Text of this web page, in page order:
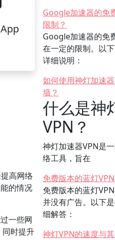
高网络
的情况
一些网
同时提升
Google加速器的免
限制？
Google加速器的免
在一定的限制。以
详细说明：
如何使用神灯加速
墙？
什么是神
VPN？
神灯加速器VPN是
络工具，旨在
免费版本的蓝灯
免费版本的蓝灯
并没有广告。以下
细解答：
神灯VPN的速度与